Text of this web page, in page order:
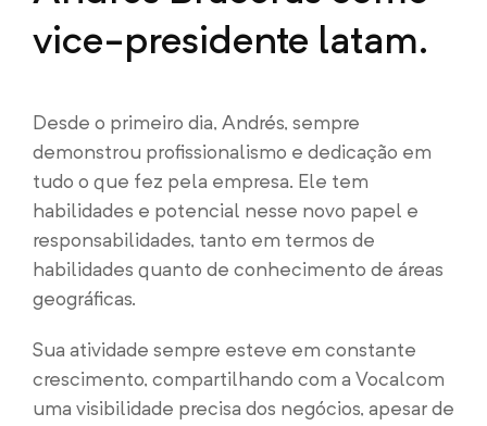
vice-presidente latam.
Desde o primeiro dia, Andrés, sempre
demonstrou profissionalismo e dedicação em
tudo o que fez pela empresa. Ele tem
habilidades e potencial nesse novo papel e
responsabilidades, tanto em termos de
habilidades quanto de conhecimento de áreas
geográficas.
Sua atividade sempre esteve em constante
crescimento, compartilhando com a Vocalcom
uma visibilidade precisa dos negócios, apesar de